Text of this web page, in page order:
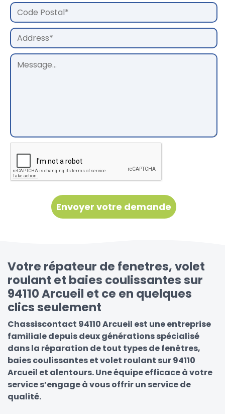
Votre répateur de fenetres, volet
roulant et baies coulissantes sur
94110 Arcueil et ce en quelques
clics seulement
Chassiscontact 94110 Arcueil est une entreprise
familiale depuis deux générations spécialisé
dans la réparation de tout types de fenêtres,
baies coulissantes et volet roulant sur 94110
Arcueil et alentours. Une équipe efficace à votre
service s’engage à vous offrir un service de
qualité.